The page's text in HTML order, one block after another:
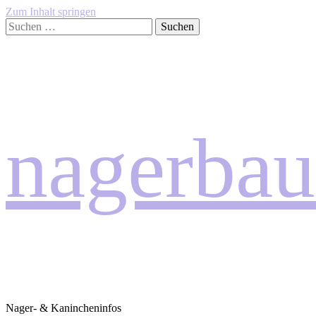
Zum Inhalt springen
Suchen
nach:
Nager- & Kanincheninfos